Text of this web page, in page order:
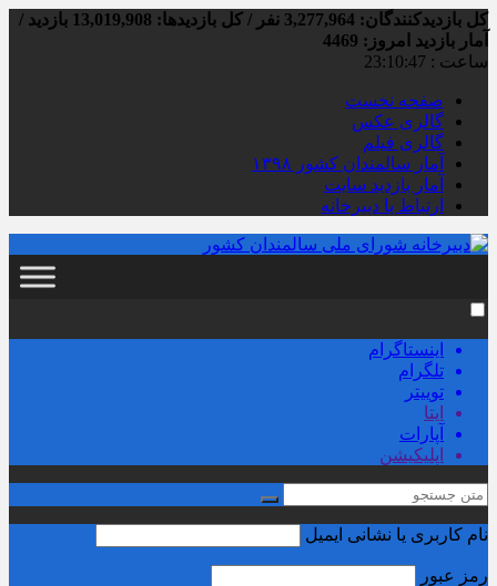
کل بازدیدکنند‌گان: 3,277,964 نفر / کل بازدیدها: 13,019,908 بازدید /
آمار بازدید امروز: 4469
ساعت : 23:10:48
صفحه نخست
گالری عکس
گالری فیلم
آمار سالمندان کشور ۱۳۹۸
آمار بازدید سایت
ارتباط با دبیرخانه
اینستاگرام
تلگرام
توییتر
ایتا
آپارات
اپلیکیشن
نام کاربری یا نشانی ایمیل
رمز عبور